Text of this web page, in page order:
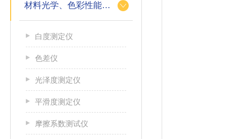
材料光学、色彩性能的测定
白度测定仪
色差仪
光泽度测定仪
平滑度测定仪
摩擦系数测试仪